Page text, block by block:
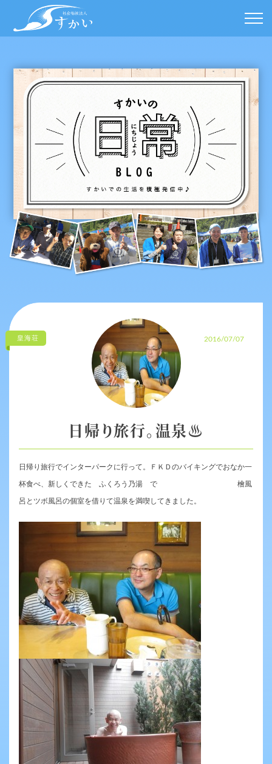
皇海荘 2016/07/07
日帰り旅行。温泉♨
日帰り旅行でインターパークに行って。ＦＫＤのバイキングでおなか一
杯食べ、新しくできた ふくろう乃湯 で 檜風
呂とツボ風呂の個室を借りて温泉を満喫してきました。